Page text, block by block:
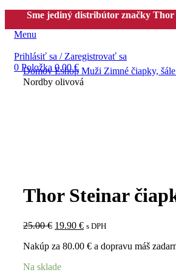
Sme jediný distribútor značky Thor
Menu
Prihlásiť sa / Zaregistrovať sa
0 Položka 0.00€
DomovEshop Muži Zimné čiapky,
Nordby olivová
Thor Steinar
25.00€ 19.90 € s DPH
Nakúp za 80.00 € a dopravu máš
Na sklade